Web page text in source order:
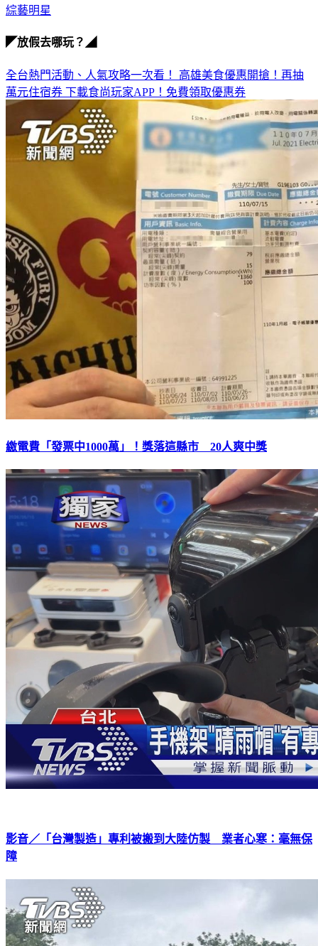
綜藝明星
◤放假去哪玩？◢
全台熱門活動、人氣攻略一次看！ 高雄美食優惠開搶！再抽
萬元住宿券 下載食尚玩家APP！免費領取優惠券
繳電費「發票中1000萬」！獎落這縣市 20人爽中獎
影音／「台灣製造」專利被搬到大陸仿製 業者心寒：毫無保
障